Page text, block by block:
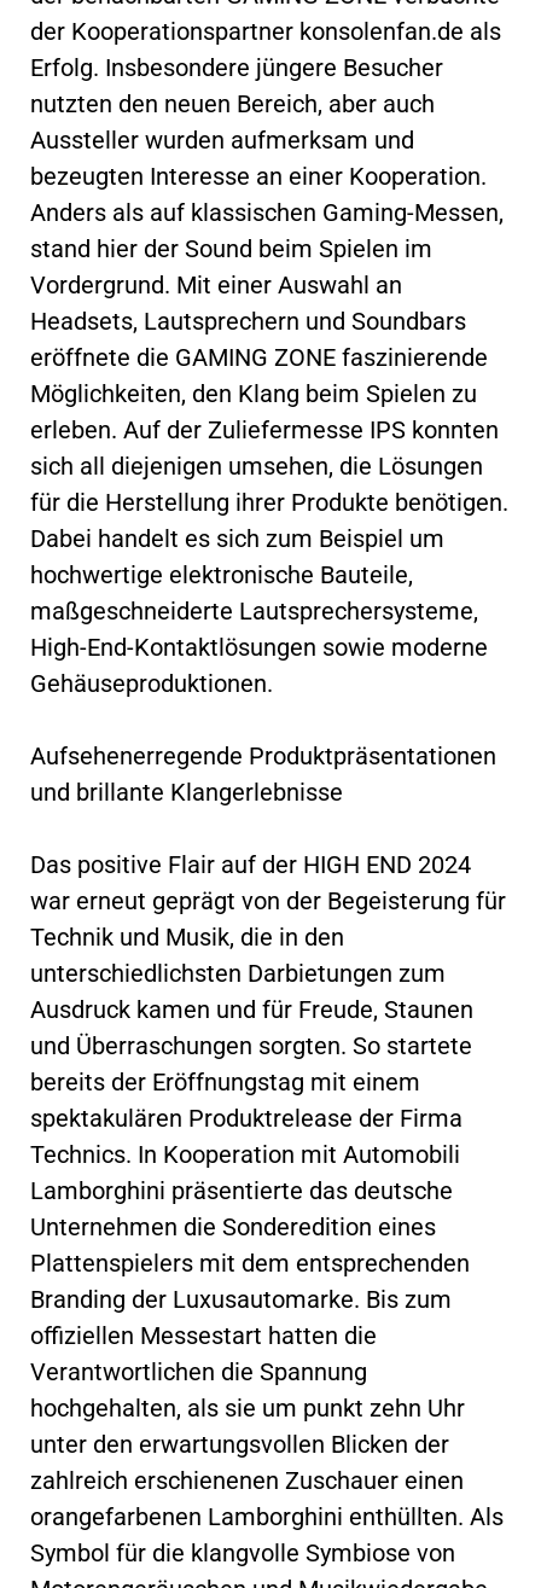
der Kooperationspartner konsolenfan.de als
Erfolg. Insbesondere jüngere Besucher
nutzten den neuen Bereich, aber auch
Aussteller wurden aufmerksam und
bezeugten Interesse an einer Kooperation.
Anders als auf klassischen Gaming-Messen,
stand hier der Sound beim Spielen im
Vordergrund. Mit einer Auswahl an
Headsets, Lautsprechern und Soundbars
eröffnete die GAMING ZONE faszinierende
Möglichkeiten, den Klang beim Spielen zu
erleben. Auf der Zuliefermesse IPS konnten
sich all diejenigen umsehen, die Lösungen
für die Herstellung ihrer Produkte benötigen.
Dabei handelt es sich zum Beispiel um
hochwertige elektronische Bauteile,
maßgeschneiderte Lautsprechersysteme,
High-End-Kontaktlösungen sowie moderne
Gehäuseproduktionen.
Aufsehenerregende Produktpräsentationen
und brillante Klangerlebnisse
Das positive Flair auf der HIGH END 2024
war erneut geprägt von der Begeisterung für
Technik und Musik, die in den
unterschiedlichsten Darbietungen zum
Ausdruck kamen und für Freude, Staunen
und Überraschungen sorgten. So startete
bereits der Eröffnungstag mit einem
spektakulären Produktrelease der Firma
Technics. In Kooperation mit Automobili
Lamborghini präsentierte das deutsche
Unternehmen die Sonderedition eines
Plattenspielers mit dem entsprechenden
Branding der Luxusautomarke. Bis zum
offiziellen Messestart hatten die
Verantwortlichen die Spannung
hochgehalten, als sie um punkt zehn Uhr
unter den erwartungsvollen Blicken der
zahlreich erschienenen Zuschauer einen
orangefarbenen Lamborghini enthüllten. Als
Symbol für die klangvolle Symbiose von